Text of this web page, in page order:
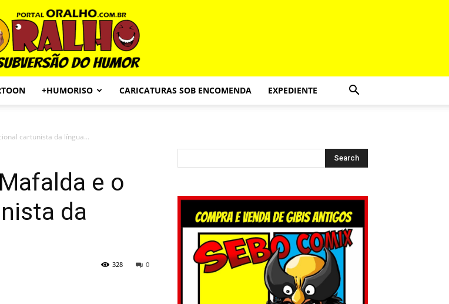
+HUMORISO CARICATURAS SOB ENCOMENDA EXPEDIENTE
cartunista da língua...
e o
da
0
328